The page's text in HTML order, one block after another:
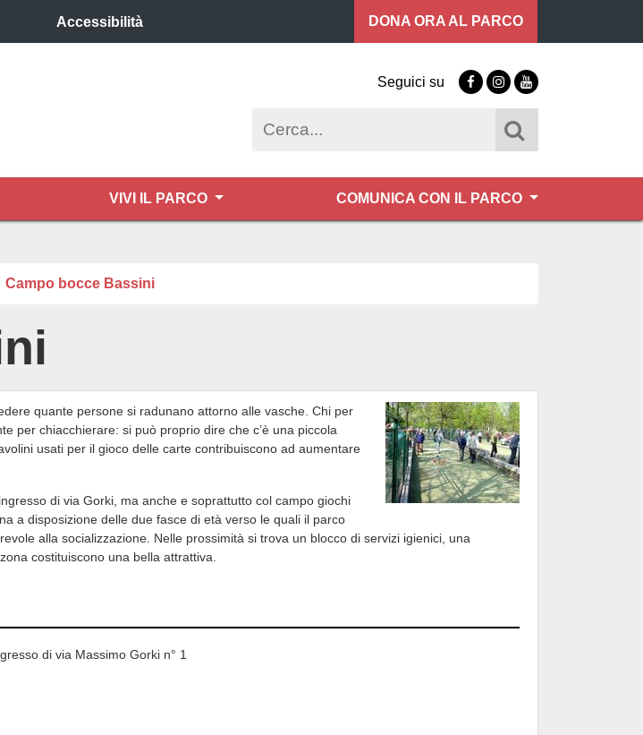
Accessibilità DONA ORA AL PARCO
Seguici su Facebook
Instagram
Youtube
VIVI IL PARCO COMUNICA CON IL PARCO
Campo bocce Bassini
quante persone si radunano attorno alle vasche. Chi per
per chiacchierare: si può proprio dire che c’è una piccola
usati per il gioco delle carte contribuiscono ad aumentare
di via Gorki, ma anche e soprattutto col campo giochi
a disposizione delle due fasce di età verso le quali il parco
alla socializzazione. Nelle prossimità si trova un blocco di servizi igienici, una
costituiscono una bella attrattiva.
di via Massimo Gorki n° 1